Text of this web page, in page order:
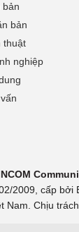
bản
bản
thuật
nghiệp
2009, cấp bởi
Nam. Chịu